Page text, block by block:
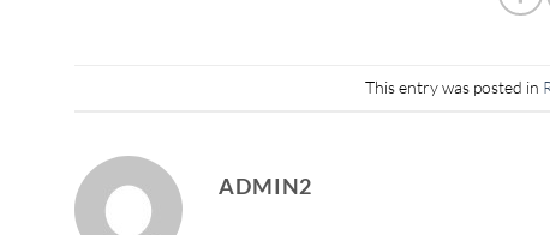
This entry was posted in
ADMIN2